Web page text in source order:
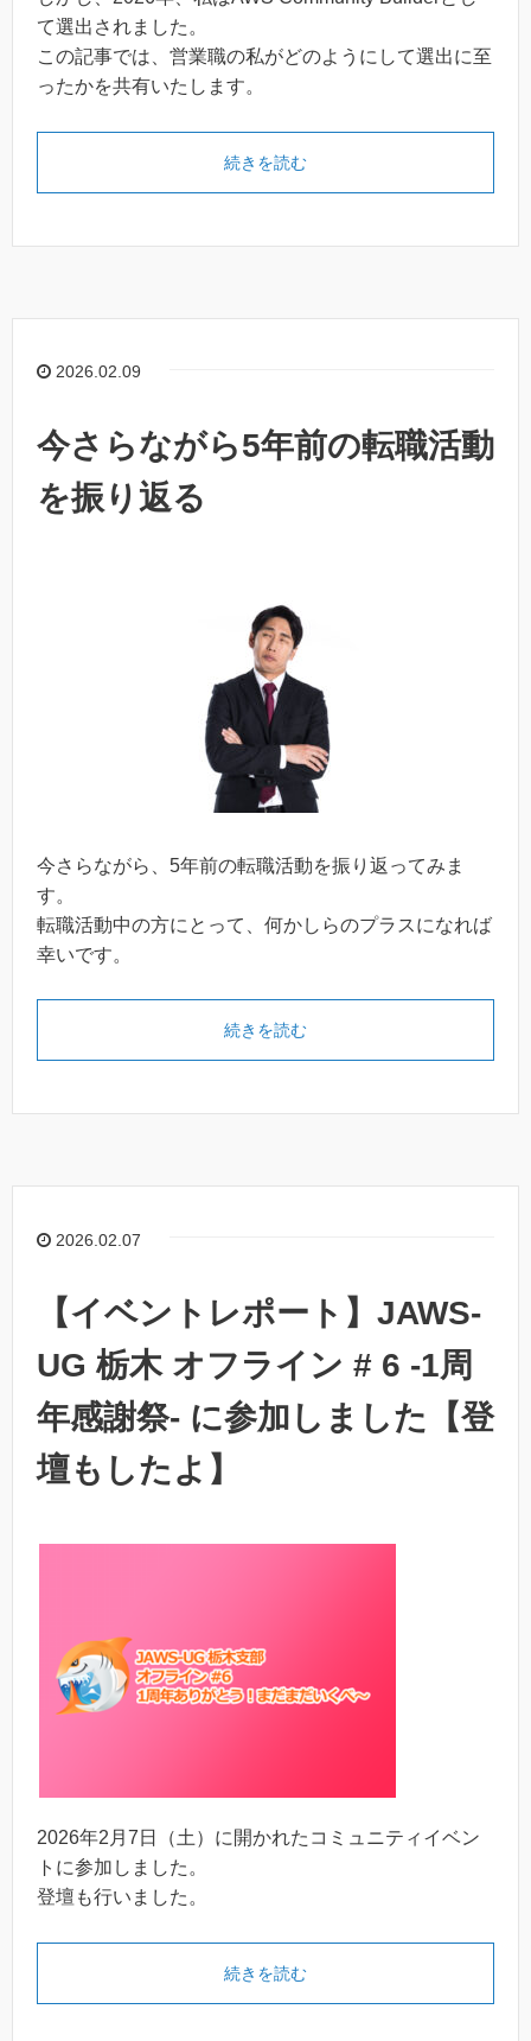
て選出されました。
この記事では、営業職の私がどのようにして選出に至
ったかを共有いたします。
続きを読む
2026.02.09
今さらながら5年前の転職活動
を振り返る
今さらながら、5年前の転職活動を振り返ってみま
す。
転職活動中の方にとって、何かしらのプラスになれば
幸いです。
続きを読む
2026.02.07
【イベントレポート】JAWS-
UG 栃木 オフライン # 6 -1周
年感謝祭- に参加しました【登
壇もしたよ】
2026年2月7日（土）に開かれたコミュニティイベン
トに参加しました。
登壇も行いました。
続きを読む